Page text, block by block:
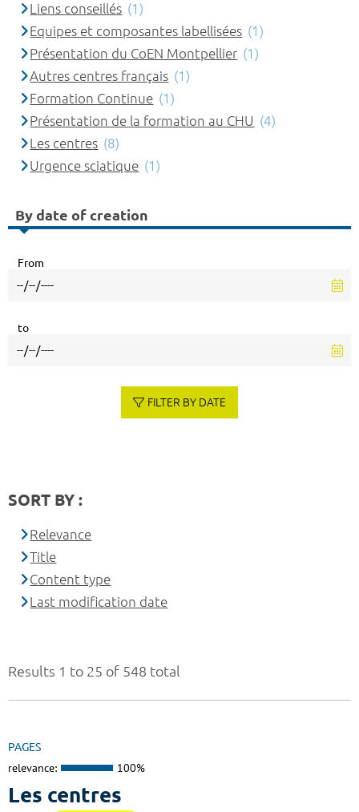
Results 1 to 25 of 548 total
PAGES
relevance: 100%
Les centres
Liens conseillés (1)
Equipes et composantes labellisées (1)
Présentation du CoEN Montpellier (1)
Autres centres français (1)
Formation Continue (1)
Présentation de la formation au CHU (4)
Les centres (8)
Urgence sciatique (1)
By date of creation
From
to
FILTER BY DATE
SORT BY :
Relevance
Title
Content type
Last modification date